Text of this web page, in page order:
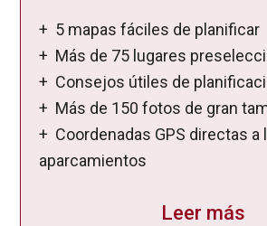
+ 5 mapas fáciles de planificar
+ Más de 75 lugares
+ Consejos útiles de
+ Más de 150 fotos de gran
+ Coordenadas GPS directas a
aparcamientos
Leer más